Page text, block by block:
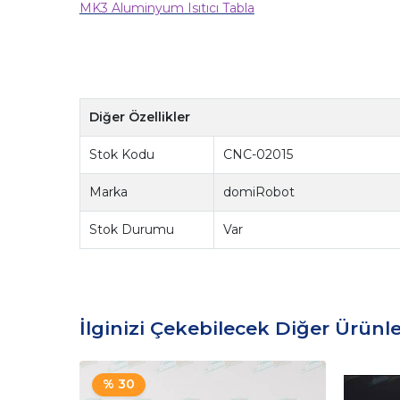
MK3 Aluminyum Isıtıcı Tabla
Diğer Özellikler
Stok Kodu CNC-02015
Marka domiRobot
Stok Durumu Var
İlginizi Çekebilecek Diğer
% 30